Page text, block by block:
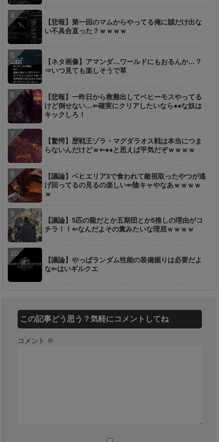
【悲報】第一回のマムからやってる俺に賊だけ出な
い不具合直った？ｗｗｗｗ
【ネタ画像】アマンダ…ワールドにもおるんか…？
⇒いつ見ても楽しそうで草
【悲報】一昨日から救難出してベヒーモスやってる
けど倒せない…⇐確実にクリアしたいなら●●な奴は
キックしろ！
【驚愕】歴戦王ゾラ・マグダラオス戦は本当につま
らないんだけどｗ⇐●●と思えば平気だぞｗｗｗｗ
【議論】ベヒエリア3で食われて敵視取ったやつが逃
げ回ってるの見るの楽しい⇐陰キャやなあｗｗｗｗ
ｗ
【議論】5匹の龍だとか五期団とか5推しの理由がコ
チラ！！⇐なんだよその糞みたいな理屈ｗｗｗｗ
【議論】やっぱランダム性能の装備掘りは必要だよ
な⇐はいギルクエ
この記事どう思う？気軽にコメントしてね
コメント ※